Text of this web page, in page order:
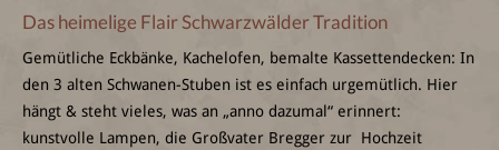
Das heimelige Flair Schwarzwälder Tradition
Gemütliche Eckbänke, Kachelofen, bemalte Kassettendecken: In
den 3 alten Schwanen-Stuben ist es einfach urgemütlich. Hier
hängt & steht vieles, was an „anno dazumal“ erinnert:
kunstvolle Lampen, die Großvater Bregger zur Hochzeit